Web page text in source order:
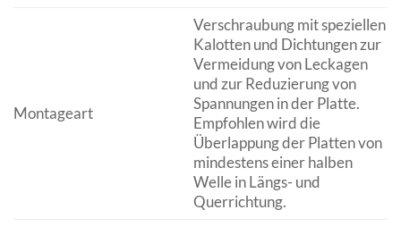
Montageart
Verschraubung mit speziellen
Kalotten und Dichtungen zur
Vermeidung von Leckagen
und zur Reduzierung von
Spannungen in der Platte.
Empfohlen wird die
Überlappung der Platten von
mindestens einer halben
Welle in Längs- und
Querrichtung.